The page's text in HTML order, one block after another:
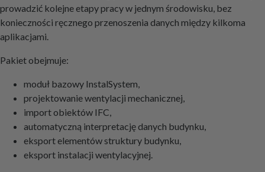
prowadzić kolejne etapy pracy w jednym środowisku, bez
konieczności ręcznego przenoszenia danych między kilkoma
aplikacjami.
Pakiet obejmuje:
moduł bazowy InstalSystem,
projektowanie wentylacji mechanicznej,
import obiektów IFC,
automatyczną interpretację danych budynku,
eksport elementów struktury budynku,
eksport instalacji wentylacyjnej.